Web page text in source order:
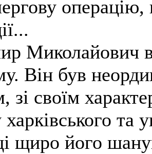
операцію,
Миколайович
Він був
зі своїм
та
щиро його